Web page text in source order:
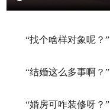
“找个啥样对象呢？”
“结婚这么多事啊？”
“婚房可咋装修呀？”